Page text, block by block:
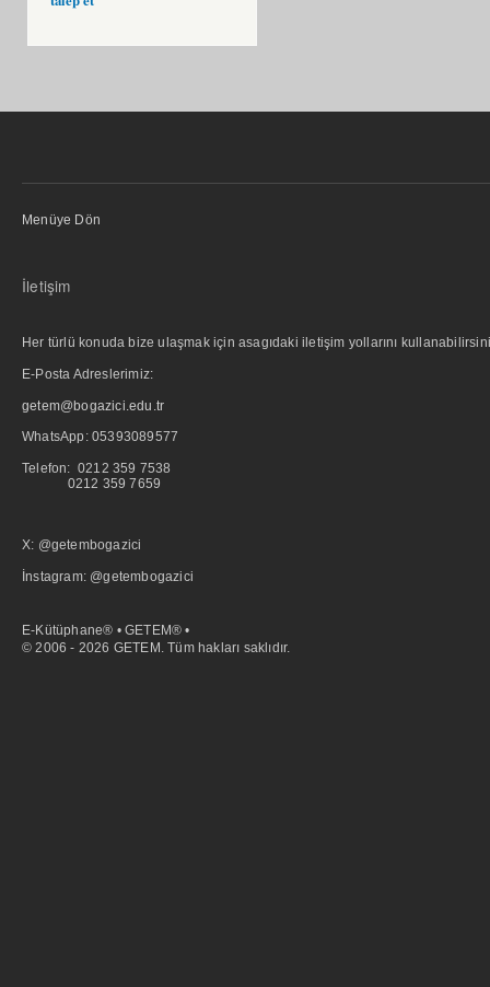
Menüye Dön
İletişim
Her türlü konuda bize ulaşmak için asagıdaki iletişim yollarını
E-Posta Adreslerimiz:
getem@bogazici.edu.tr
WhatsApp: 05393089577
Telefon: 0212 359 7538
0212 359 7659
X: @getembogazici
İnstagram: @getembogazici
E-Kütüphane® • GETEM® •
© 2006 - 2026 GETEM. Tüm hakları saklıdır.